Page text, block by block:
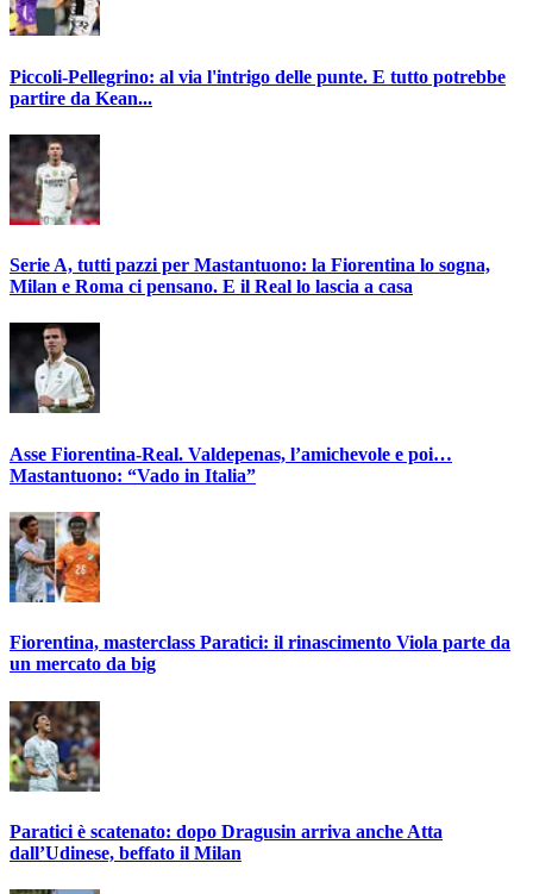
Piccoli-Pellegrino: al via l'intrigo delle punte. E tutto potrebbe
partire da Kean...
Serie A, tutti pazzi per Mastantuono: la Fiorentina lo sogna,
Milan e Roma ci pensano. E il Real lo lascia a casa
Asse Fiorentina-Real. Valdepenas, l’amichevole e poi…
Mastantuono: “Vado in Italia”
Fiorentina, masterclass Paratici: il rinascimento Viola parte da
un mercato da big
Paratici è scatenato: dopo Dragusin arriva anche Atta
dall’Udinese, beffato il Milan